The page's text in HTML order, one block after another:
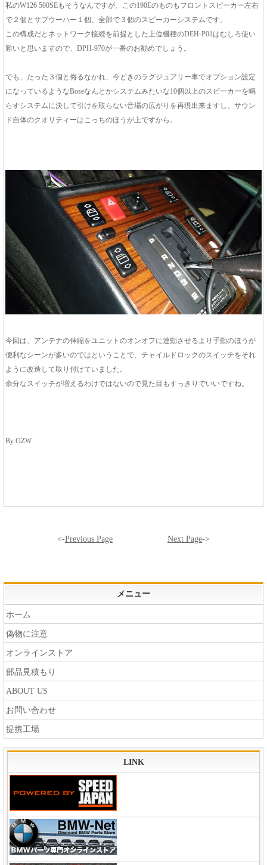
私のW126 500SEもそうなんですが、この190Eのものもフロントスピーカー左右
で２個とサブウーハー１個、全部で３個のスピーカーシステムです。
この構成だとネットワーク接続を前提とした上位機種のDEH-P01はむしろ使い
難いと思いますので、DPH-970が一番のお勧めでしょう。
でも、たった３個と侮るなかれ、今どきのラグジュアリー車でオプション設定
になっているようなBoseなんとかシステムみたいな10個以上のスピーカーを鳴
らすシステムに決して引けを取らない音場の広がりを再現出来ますし、サウン
ド自体のクオリティーはこっちのほうが上ですから。
今回は、アンテナの伸縮をユニットのオンオフに連動させるより手動のほうが
便利なシーンが多いのではということで、チャイルドロックのスイッチをそれ
ように改造して取り付けていました。
余分なスイッチが増えるわけではないので見た目もすっきりでいいですね。
By OZW
<-Previous Page Next Page->
メニュー
ホーム
偽物に注意
オンラインストア
部品見積もり
ABOUT US
お問い合わせ
提携工場
LINK